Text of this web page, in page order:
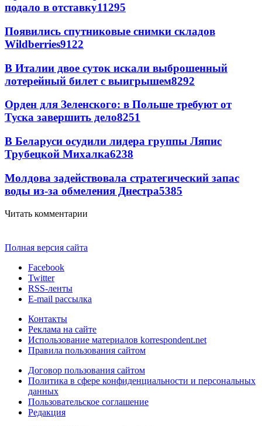
подало в отставку11295
Появились спутниковые снимки складов
Wildberries9122
В Италии двое суток искали выброшенный
лотерейный билет с выигрышем8292
Орден для Зеленского: в Польше требуют от
Туска завершить дело8251
В Беларуси осудили лидера группы Ляпис
Трубецкой Михалка6238
Молдова задействовала стратегический запас
воды из-за обмеления Днестра5385
Читать комментарии
Полная версия сайта
Facebook
Twitter
RSS-ленты
E-mail рассылка
Контакты
Реклама на сайте
Использование материалов korrespondent.net
Правила пользования сайтом
Договор пользования сайтом
Политика в сфере конфиденциальности и персональных
данных
Пользовательское соглашение
Редакция